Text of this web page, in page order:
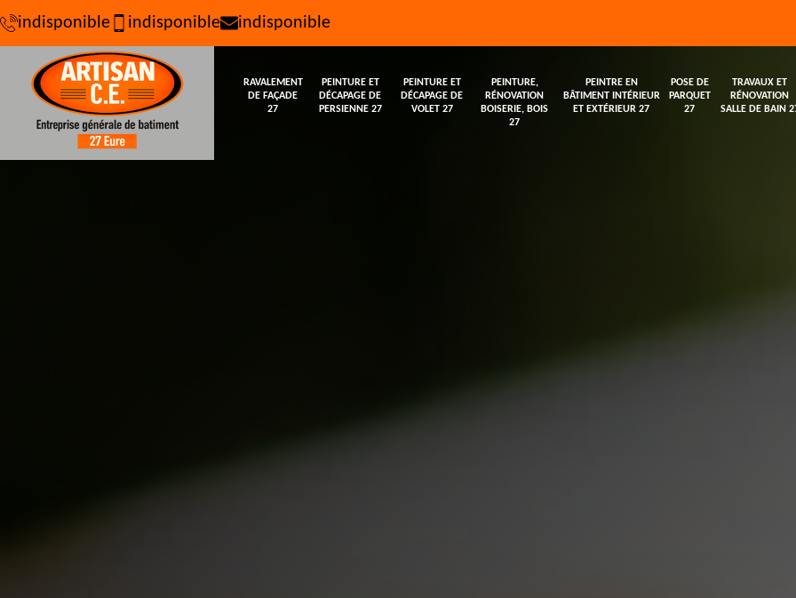
indisponible indisponible indisponible
RAVALEMENT
DE FAÇADE
27
PEINTURE ET
DÉCAPAGE DE
PERSIENNE 27
PEINTURE ET
DÉCAPAGE DE
VOLET 27
PEINTURE,
RÉNOVATION
BOISERIE, BOIS
27
PEINTRE EN
BÂTIMENT INTÉRIEUR
ET EXTÉRIEUR 27
POSE DE
PARQUET
27
TRAVAUX ET
RÉNOVATION
SALLE DE BAIN